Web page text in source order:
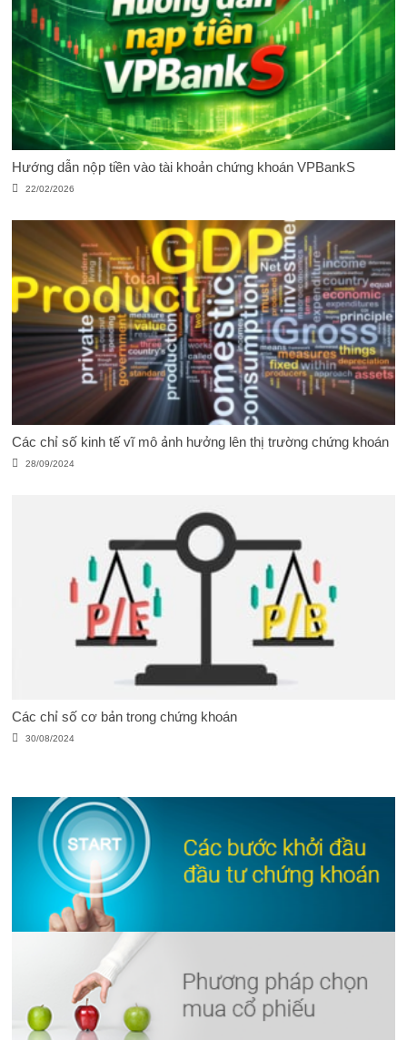
Hướng dẫn nộp tiền vào tài khoản chứng khoán VPBankS
22/02/2026
Các chỉ số kinh tế vĩ mô ảnh hưởng lên thị trường chứng khoán
28/09/2024
Các chỉ số cơ bản trong chứng khoán
30/08/2024